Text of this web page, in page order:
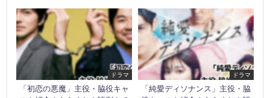
ドラマ
「初恋の悪魔」主役・脇役キャ
ドラマ
「純愛ディソナンス」主役・脇